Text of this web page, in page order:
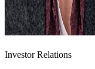
Investor Relations